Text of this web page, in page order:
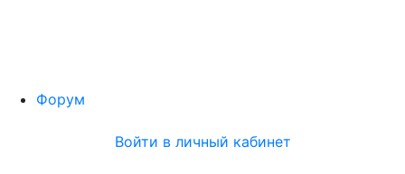
Форум
Войти в личный кабинет